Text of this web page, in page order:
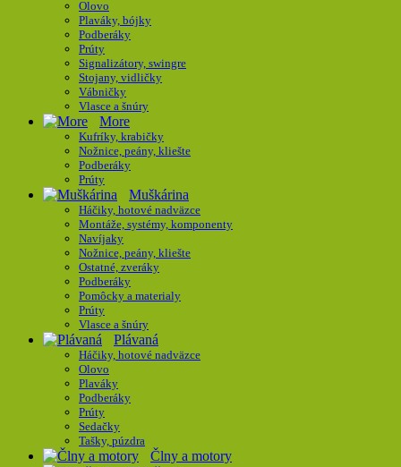
Olovo
Plaváky, bójky
Podberáky
Prúty
Signalizátory, swingre
Stojany, vidličky
Vábničky
Vlasce a šnúry
More
Kufríky, krabičky
Nožnice, peány, kliešte
Podberáky
Prúty
Muškárina
Háčiky, hotové nadväzce
Montáže, systémy, komponenty
Navíjaky
Nožnice, peány, kliešte
Ostatné, zveráky
Podberáky
Pomôcky a materialy
Prúty
Vlasce a šnúry
Plávaná
Háčiky, hotové nadväzce
Olovo
Plaváky
Podberáky
Prúty
Sedačky
Tašky, púzdra
Člny a motory